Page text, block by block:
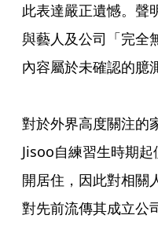
此表達嚴正遺憾。聲
與藝人及公司「完全
內容屬於未確認的臆
對於外界高度關注的
Jisoo自練習生時期
開居住，因此對相關
對先前流傳其成立公